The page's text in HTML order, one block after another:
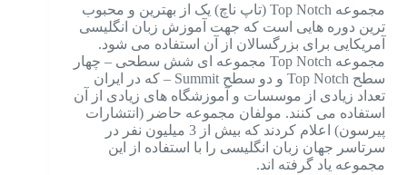
مجموعه Top Notch (تاپ ناچ) یک از بهترین و محبوب
ترین دوره هایی است که جهت آموزش زبان انگلیسی
آمریکایی برای بزرگسالان از آن استفاده می شود.
مجموعه Top Notch مجموعه ای شش سطحی – چهار
سطح Top Notch و دو سطح Summit – که در ایران
تعداد زیادی از موسسات و آموزشگاه های زیادی از آن
استفاده می کنند. مولفان مجموعه حاضر (انتشارات
پیرسون) اعلام کردند که بیش از 3 میلیون نفر در
سرتاسر جهان زبان انگلیسی را با استفاده از این
مجموعه یاد گرفته اند.